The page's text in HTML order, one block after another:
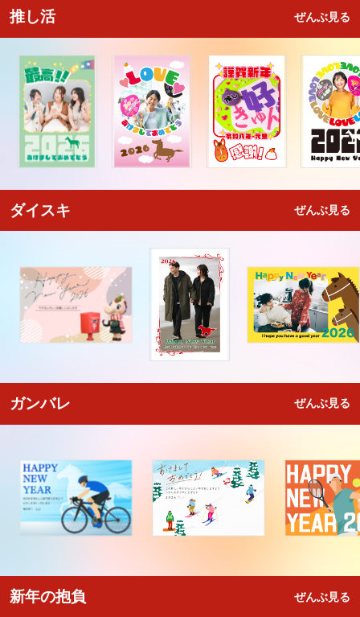
推し活 ぜんぶ見る
ダイスキ ぜんぶ見る
ガンバレ ぜんぶ見る
新年の抱負 ぜんぶ見る